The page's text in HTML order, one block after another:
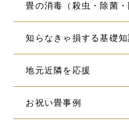
畳の消毒（殺虫・除菌・
知らなきゃ損する基礎知
地元近隣を応援
お祝い畳事例